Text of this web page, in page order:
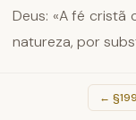
Deus: «A fé cristã
natureza, por
← §199